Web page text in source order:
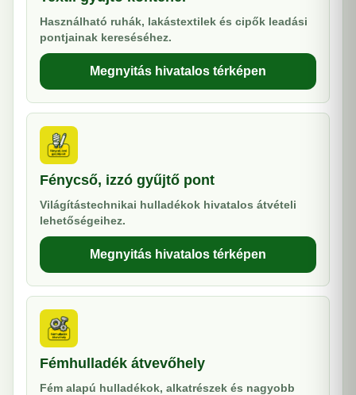
Használható ruhák, lakástextilek és cipők leadási
pontjainak kereséséhez.
Megnyitás hivatalos térképen
Fénycső, izzó gyűjtő pont
Világítástechnikai hulladékok hivatalos átvételi
lehetőségeihez.
Megnyitás hivatalos térképen
Fémhulladék átvevőhely
Fém alapú hulladékok, alkatrészek és nagyobb